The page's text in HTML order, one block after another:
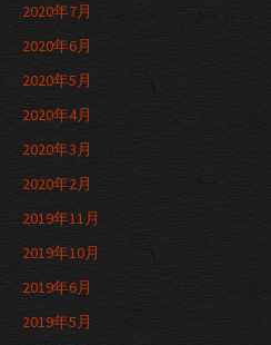
2020年7月
2020年6月
2020年5月
2020年4月
2020年3月
2020年2月
2019年11月
2019年10月
2019年6月
2019年5月